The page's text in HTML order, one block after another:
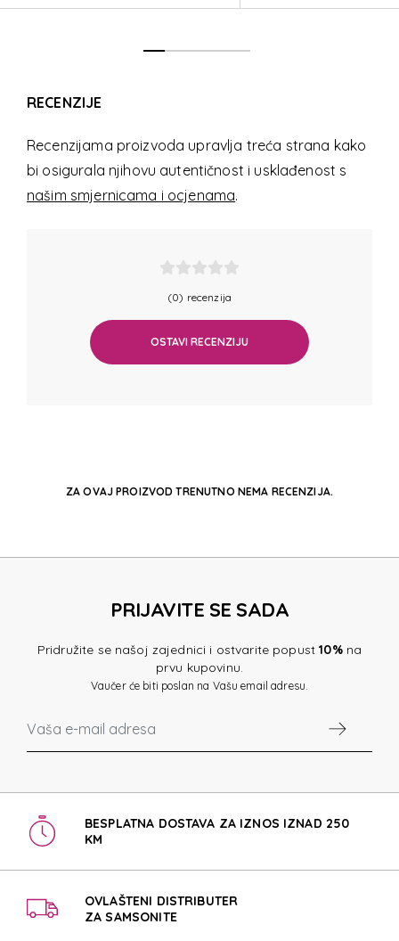
RECENZIJE
Recenzijama proizvoda upravlja treća strana kako
bi osigurala njihovu autentičnost i usklađenost s
našim smjernicama i ocjenama.
(0) recenzija
OSTAVI RECENZIJU
ZA OVAJ PROIZVOD TRENUTNO NEMA RECENZIJA.
PRIJAVITE SE SADA
Pridružite se našoj zajednici i ostvarite popust10%na
prvu kupovinu.
Vaučer će biti poslan na Vašu email adresu.
BESPLATNA DOSTAVA ZA IZNOS IZNAD 250
KM
OVLAŠTENI DISTRIBUTER
ZA SAMSONITE